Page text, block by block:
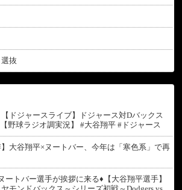
抜
【ドジャースライブ】ドジャース対Dバックス
野球ラジオ調実況】 #大谷翔平 #ドジャース
】大谷翔平×ヌートバー、今年は「寒色系」で再
ートバー選手が挨拶に来る♦【大谷翔平選手】